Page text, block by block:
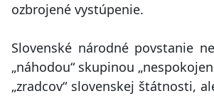
ozbrojené vystúpenie.
Slovenské národné povstanie
„náhodou“ skupinou
„zradcov“ slovenskej štátnosti,